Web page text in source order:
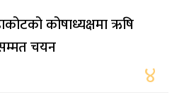
कोषाध्यक्षमा ऋषि
चयन
४